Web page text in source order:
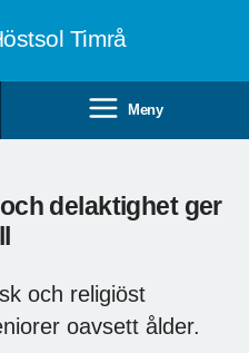
Timrå
Meny
delaktighet ger
och religiöst
oavsett ålder.